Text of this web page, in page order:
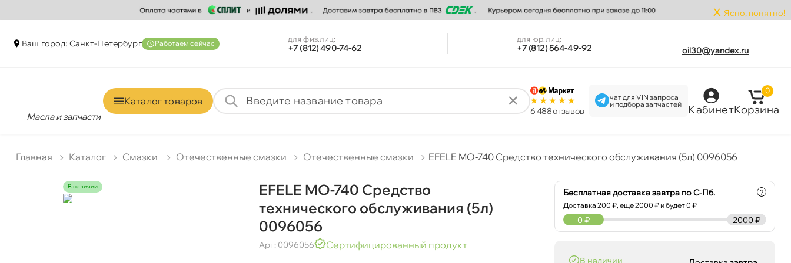
x Ясно, понятно!
аш город: Санкт-Петербур Работаем сейчас для физ.лиц:
+7 (812) 490-74-62
для юр.лиц:
+7 (812) 564-49-92 oil30@yandex.ru
Масла и запчасти
Каталог товаро
6 488 отзыво
чат для VIN запроса
и подбора запчастей
Кабинет
0
Корзина
Главная Катало Смазки Отечественные смазки Отечественные смазки EFELE MO-740 Средство технического обслуживания (5л) 0096056
наличии
EFELE MO-740 Средство
технического обслуживания (5л)
0096056
Арт: 0096056 Сертифицированный продукт
Бесплатная доставка завтра по С-Пб.
Доставка200 ₽, еще2000 ₽ и будет 0 ₽
?
2000 ₽
0 ₽
наличии